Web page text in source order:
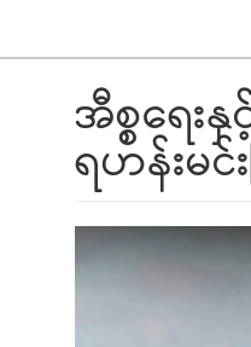
အီစ္စရေ
ရဟန်းမ